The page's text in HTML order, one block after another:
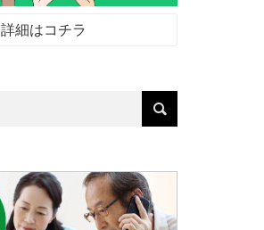
詳細はコチラ